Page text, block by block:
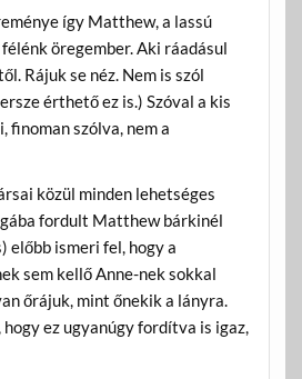
így Matthew, a lassú
öregember. Aki ráadásul
Rájuk se néz. Nem is szól
érthető ez is.) Szóval a kis
finoman szólva, nem a
közül minden lehetséges
fordult Matthew bárkinél
előbb ismeri fel, hogy a
sem kellő Anne-nek sokkal
őrájuk, mint őnekik a lányra.
ez ugyanúgy fordítva is igaz,